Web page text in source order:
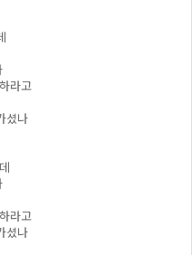
라고
셨나
라고
셨나